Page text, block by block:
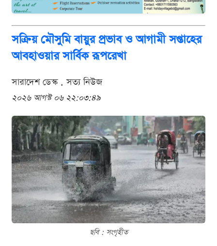
সক্রিয় মৌসুমি বায়ুর প্রভাব ও আগামী সপ্তাহের
আবহাওয়ার সার্বিক রূপরেখা
সারাদেশ ডেস্ক . সত্য নিউজ
২০২৬ আগস্ট ০৬ ২২:০৩:৪৯
ছবি : সংগৃহীত